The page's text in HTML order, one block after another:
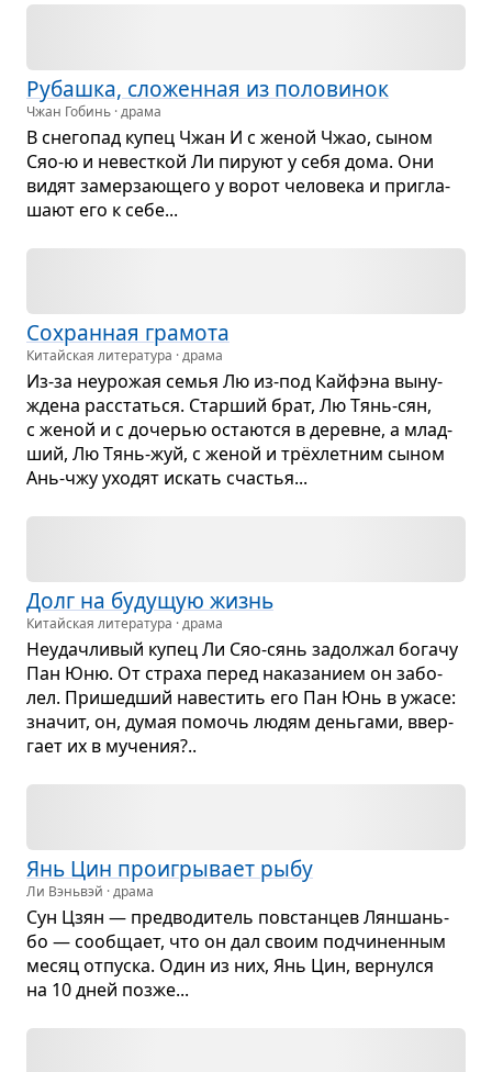
Рубашка, сло­жен­ная из поло­ви­нок
Чжан Гобинь · драма
В сне­го­пад купец Чжан И с женой Чжао, сыном
Сяо-ю и невест­кой Ли пируют у себя дома. Они
видят замер­за­ю­щего у ворот чело­века и при­гла­
шают его к себе...
Сохран­ная гра­мота
Китайская литература · драма
Из-за неуро­жая семья Лю из-под Кайфэна выну­
ждена рас­статься. Стар­ший брат, Лю Тянь-сян,
с женой и с доче­рью оста­ются в деревне, а млад­
ший, Лю Тянь-жуй, с женой и трёхлет­ним сыном
Ань-чжу ухо­дят искать сча­стья...
Долг на буду­щую жизнь
Китайская литература · драма
Неудачли­вый купец Ли Сяо-сянь задол­жал богачу
Пан Юню. От страха перед нака­за­нием он забо­
лел. При­шед­ший наве­стить его Пан Юнь в ужасе:
зна­чит, он, думая помочь людям день­гами, ввер­
гает их в муче­ния?..
Янь Цин про­игры­вает рыбу
Ли Вэньвэй · драма
Сун Цзян — пред­во­ди­тель повстан­цев Лян­шань-
бо — сооб­щает, что он дал своим под­чи­нен­ным
месяц отпуска. Один из них, Янь Цин, вер­нулся
на 10 дней позже...